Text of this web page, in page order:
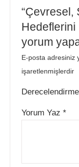
“Çevresel,
Hedeflerini
yorum
E-posta adresiniz
işaretlenmişlerdir
Yorum Yaz*